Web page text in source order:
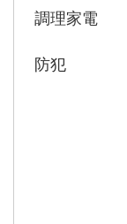
調理家電
防犯